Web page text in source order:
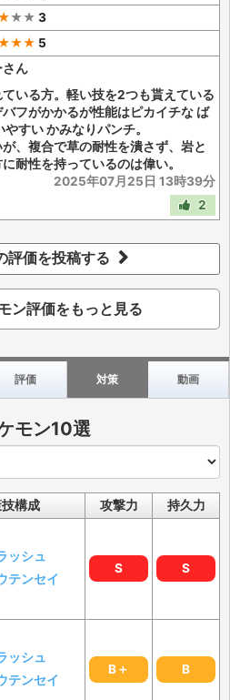
★★ 3
5
さん
いる方。軽い技を2つも貰えている
フがかかるが性能はピカイチな ば
すい かみなりパンチ。
、複合で草の耐性を潰さず、岩と
耐性を持っているのは偉い。
2025年07月25日 13時39分
2
評価を投稿する
ン評価をもっと見る
評価 対策 動画
モン10選
構成 攻撃力 持久力
ッシュ
テンセイ
S S
ッシュ
テンセイ
B＋ B